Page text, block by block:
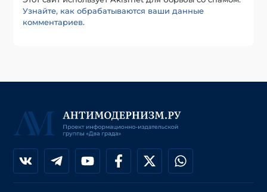
Узнайте, как обрабатываются ваши данные
комментариев.